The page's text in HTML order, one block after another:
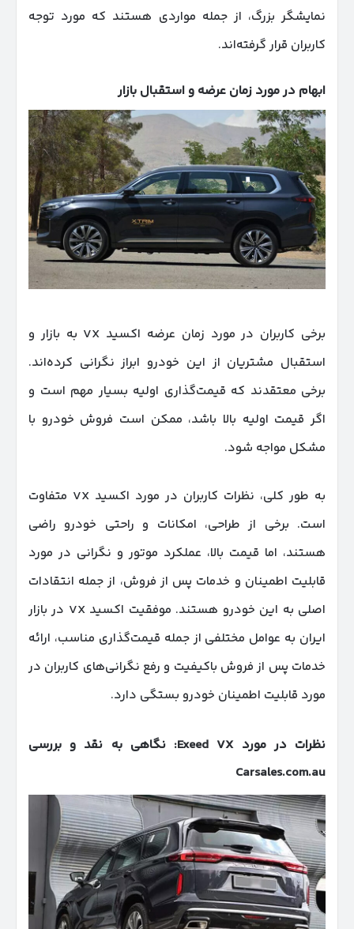
نمایشگر بزرگ، از جمله مواردی هستند که مورد توجه
کاربران قرار گرفته‌اند.
ابهام در مورد زمان عرضه و استقبال بازار
برخی کاربران در مورد زمان عرضه اکسید VX به بازار و
استقبال مشتریان از این خودرو ابراز نگرانی کرده‌اند.
برخی معتقدند که قیمت‌گذاری اولیه بسیار مهم است و
اگر قیمت اولیه بالا باشد، ممکن است فروش خودرو با
مشکل مواجه شود.
به طور کلی، نظرات کاربران در مورد اکسید VX متفاوت
است. برخی از طراحی، امکانات و راحتی خودرو راضی
هستند، اما قیمت بالا، عملکرد موتور و نگرانی در مورد
قابلیت اطمینان و خدمات پس از فروش، از جمله انتقادات
اصلی به این خودرو هستند. موفقیت اکسید VX در بازار
ایران به عوامل مختلفی از جمله قیمت‌گذاری مناسب، ارائه
خدمات پس از فروش باکیفیت و رفع نگرانی‌های کاربران در
مورد قابلیت اطمینان خودرو بستگی دارد.
نظرات در مورد Exeed VX:
نگاهی به نقد و بررسی
Carsales.com.au